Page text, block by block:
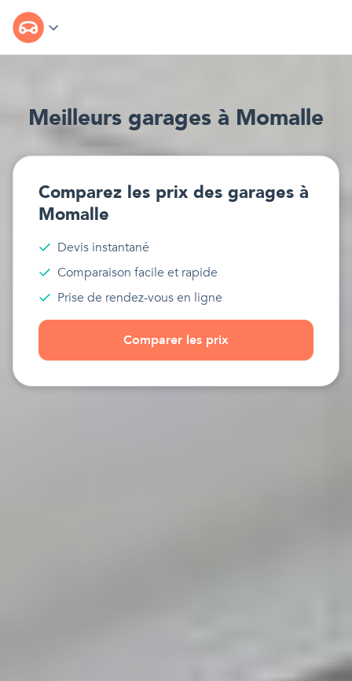
Meilleurs garages à Momalle
Comparez les prix des garages à
Momalle
Devis instantané
Comparaison facile et rapide
Prise de rendez-vous en ligne
Comparer les prix